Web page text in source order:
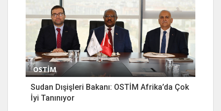
OSTİM
Sudan Dışişleri Bakanı: OSTİM Afrika’da Çok
İyi Tanınıyor